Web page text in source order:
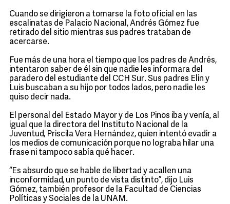
Cuando se dirigieron a tomarse la foto oficial en las
escalinatas de Palacio Nacional, Andrés Gómez fue
retirado del sitio mientras sus padres trataban de
acercarse.
Fue más de una hora el tiempo que los padres de Andrés,
intentaron saber de él sin que nadie les informara del
paradero del estudiante del CCH Sur. Sus padres Elin y
Luis buscaban a su hijo por todos lados, pero nadie les
quiso decir nada.
El personal del Estado Mayor y de Los Pinos iba y venía, al
igual que la directora del Instituto Nacional de la
Juventud, Priscila Vera Hernández, quien intentó evadir a
los medios de comunicación porque no lograba hilar una
frase ni tampoco sabía qué hacer.
“Es absurdo que se hable de libertad y acallen una
inconformidad, un punto de vista distinto”, dijo Luis
Gómez, también profesor de la Facultad de Ciencias
Políticas y Sociales de la UNAM.